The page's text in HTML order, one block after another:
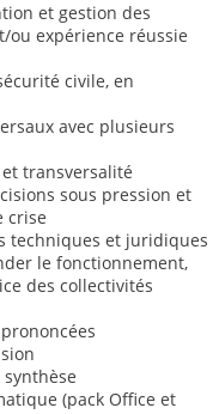
et gestion des
ou expérience réussie
civile, en
avec plusieurs
transversalité
sous pression et
crise
techniques et juridiques
le fonctionnement,
des collectivités
(pack Office et